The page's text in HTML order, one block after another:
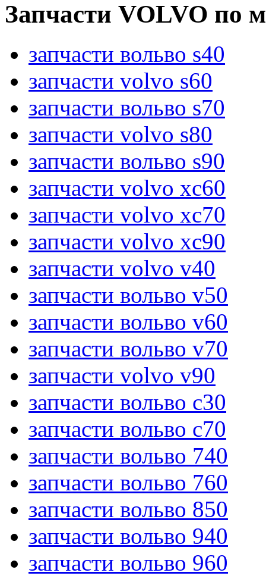
Запчасти VOLVO по
запчасти вольво s40
запчасти volvo s60
запчасти вольво s70
запчасти volvo s80
запчасти вольво s90
запчасти volvo xc60
запчасти volvo xc70
запчасти volvo xc90
запчасти volvo v40
запчасти вольво v50
запчасти вольво v60
запчасти вольво v70
запчасти volvo v90
запчасти вольво c30
запчасти вольво c70
запчасти вольво 740
запчасти вольво 760
запчасти вольво 850
запчасти вольво 940
запчасти вольво 960